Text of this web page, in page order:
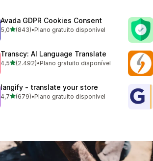
Avada GDPR Cookies Consent
5,0de 5 estrelas
(843)
843 avaliações ao todo
•Plano gratuito disponível
Transcy: AI Language Translate
4,5de 5 estrelas
(2.492)
2492 avaliações ao todo
•Plano gratuito disponível
langify ‑ translate your store
4,7de 5 estrelas
(679)
679 avaliações ao todo
•Plano gratuito disponível